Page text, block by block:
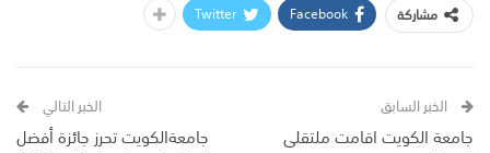
مشاركة
Facebook
Twitter
الخبر السابق
جامعة الكويت اقامت ملتقلى
الخبر التالي
جامعةالكويت تحرز جائزة أفضل